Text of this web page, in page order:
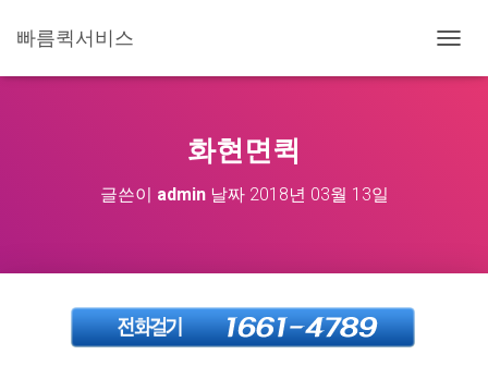
빠름퀵서비스
비
화현면퀵
글쓴이 admin날짜 2018년 03월 13일